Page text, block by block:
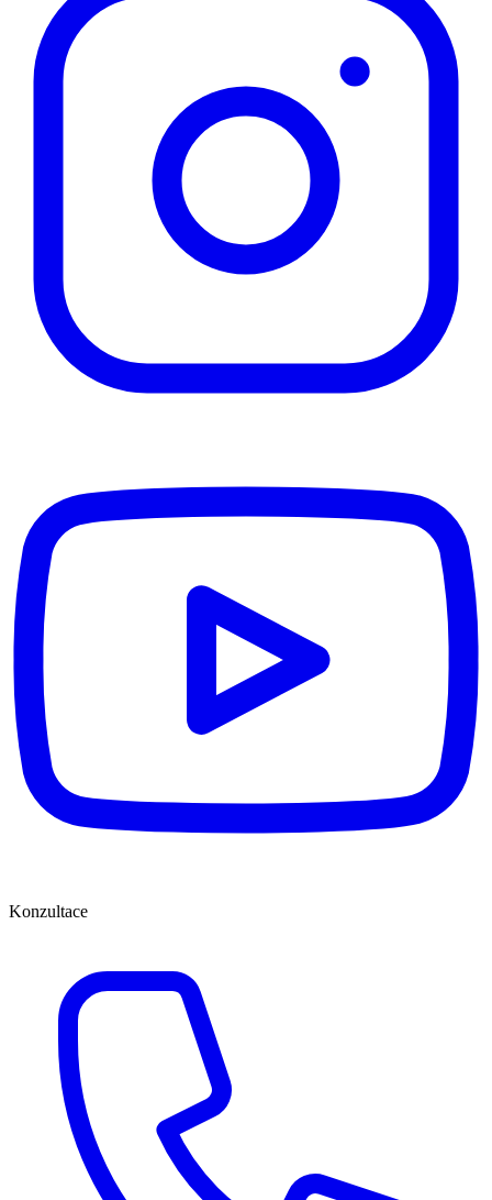
Konzultace